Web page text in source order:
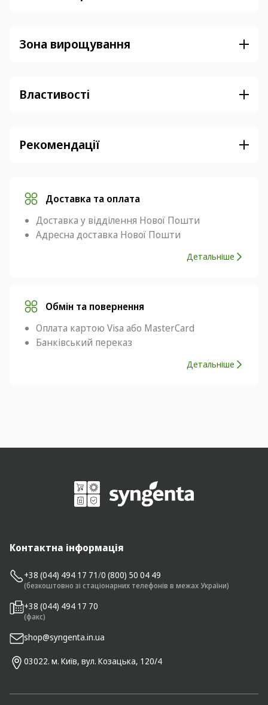
Зона вирощування
Властивості
Рекомендації
Доставка та оплата
Доставка у відділення Нової Пошти
Адресна доставка Нової Пошти
Детальніше
Обмін та повернення
Оплата картою Visa або MasterCard
Банківський переказ
Детальніше
Контактна інформація
+38 (044) 494 17 71/0 (800) 50 04 49
(безкоштовно зі стаціонарних телефонів в межах України)
+38 (044) 494 17 70
(факс)
shop@syngenta.in.ua
03022. м. Київ, вул. Козацька, 120/4